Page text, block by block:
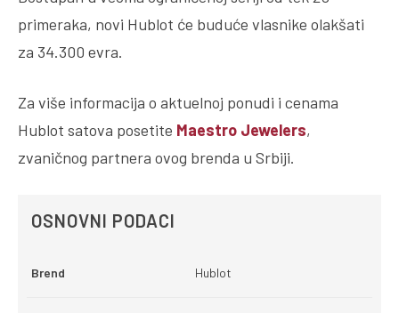
primeraka, novi Hublot će buduće vlasnike olakšati
za 34.300 evra.
Za više informacija o aktuelnoj ponudi i cenama
Hublot satova posetite Maestro Jewelers,
zvaničnog partnera ovog brenda u Srbiji.
OSNOVNI PODACI
Brend Hublot